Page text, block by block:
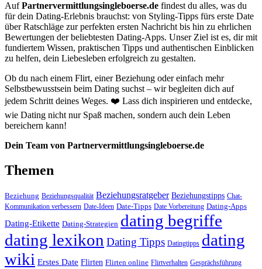
AufPartnervermittlungsingleboerse.de findest du alles, was du
für dein Dating-Erlebnis brauchst: von Styling-Tipps fürs erste Date
über Ratschläge zur perfekten ersten Nachricht bis hin zu ehrlichen
Bewertungen der beliebtesten Dating-Apps. Unser Ziel ist es, dir mit
fundiertem Wissen, praktischen Tipps und authentischen Einblicken
zu helfen, dein Liebesleben erfolgreich zu gestalten.
Ob du nach einem Flirt, einer Beziehung oder einfach mehr
Selbstbewusstsein beim Dating suchst – wir begleiten dich auf
jedem Schritt deines Weges. ❤️ Lass dich inspirieren und entdecke,
wie Dating nicht nur Spaß machen, sondern auch dein Leben
bereichern kann!
Dein Team von Partnervermittlungsingleboerse.de
Themen
Beziehung Beziehungsqualität Beziehungsratgeber Beziehungstipps Chat-
Kommunikation verbessern Date-Ideen Date-Tipps Date Vorbereitung Dating-Apps
Dating-Etikette Dating-Strategien dating begriffe
dating lexikon Dating Tipps Datingtipps dating
wiki Erstes Date Flirten Flirten online Flirtverhalten Gesprächsführung